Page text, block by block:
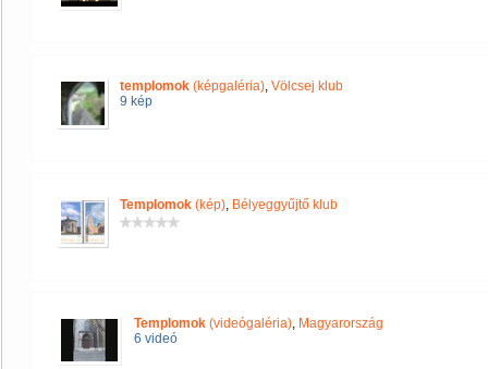
templomok (képgaléria), Völcsej klub
9 kép
Templomok (kép), Bélyeggyűjtő klub
Templomok (videógaléria), Magyarország
6 videó